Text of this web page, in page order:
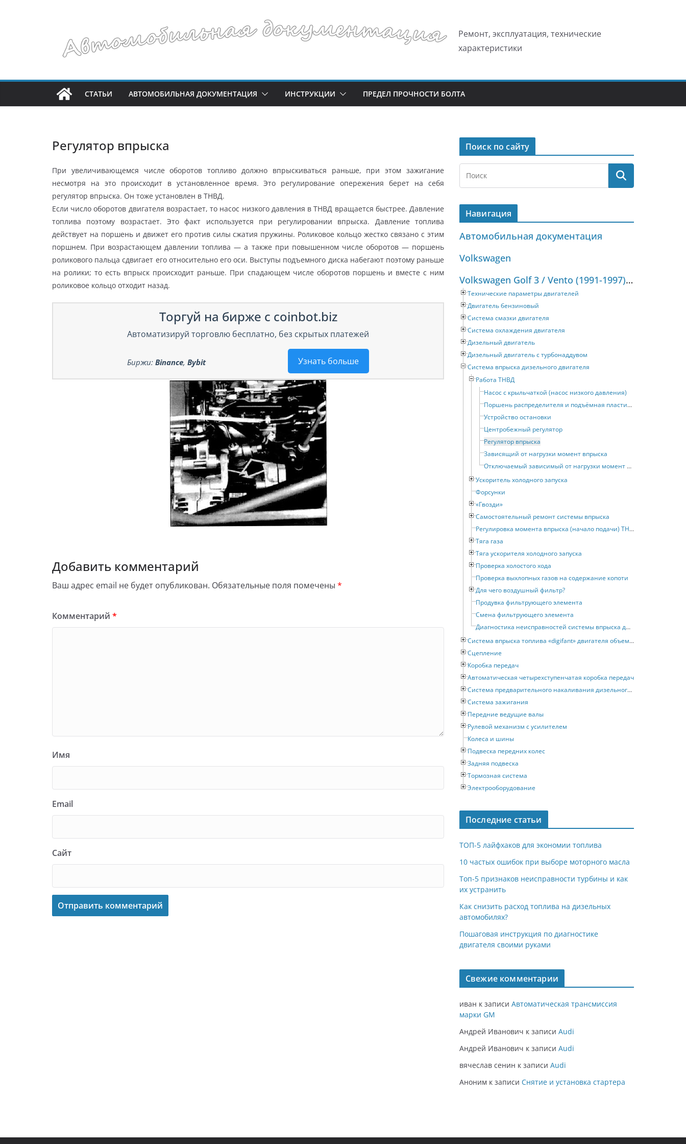
Ремонт, эксплуатация, технические
характеристики
СТАТЬИ АВТОМОБИЛЬНАЯ ДОКУМЕНТАЦИЯ ИНСТРУКЦИИ ПРЕДЕЛ ПРОЧНОСТИ БОЛТА
Регулятор впрыска
При увеличивающемся числе оборотов топливо должно впрыскиваться раньше, при этом зажигание
несмотря на это происходит в установленное время. Это регулирование опережения берет на себя
регулятор впрыска. Он тоже установлен в ТНВД.
Если число оборотов двигателя возрастает, то насос низкого давления в ТНВД вращается быстрее. Давление
топлива поэтому возрастает. Это факт используется при регулировании впрыска. Давление топлива
действует на поршень и движет его против силы сжатия пружины. Роликовое кольцо жестко связано с этим
поршнем. При возрастающем давлении топлива — а также при повышенном числе оборотов — поршень
роликового пальца сдвигает его относительно его оси. Выступы подъемного диска набегают поэтому раньше
на ролики; то есть впрыск происходит раньше. При спадающем числе оборотов поршень и вместе с ним
роликовое кольцо отходит назад.
Торгуй на бирже с coinbot.biz
Автоматизируй торговлю бесплатно, без скрытых платежей
Узнать больше
Биржи: Binance, Bybit
Добавить комментарий
Ваш адрес email не будет опубликован. Обязательные поля помечены *
Комментарий *
Имя
Email
Сайт
Поиск по сайту
Навигация
Автомобильная документация
Volkswagen
Volkswagen Golf 3 / Vento (1991-1997) Руководство по ремонту и техническому обслуживанию
Технические параметры двигателей
Двигатель бензиновый
Система смазки двигателя
Система охлаждения двигателя
Дизельный двигатель
Дизельный двигатель с турбонаддувом
Система впрыска дизельного двигателя
Работа ТНВД
Насос с крыльчаткой (насос низкого давления)
Поршень распределителя и подъёмная пластина
Устройство остановки
Центробежный регулятор
Регулятор впрыска
Зависящий от нагрузки момент впрыска
Отключаемый зависимый от нагрузки момент впрыска
Ускоритель холодного запуска
Форсунки
«Гвозди»
Самостоятельный ремонт системы впрыска
Регулировка момента впрыска (начало подачи) ТНДВ
Тяга газа
Тяга ускорителя холодного запуска
Проверка холостого хода
Проверка выхлопных газов на содержание копоти
Для чего воздушный фильтр?
Продувка фильтрующего элемента
Смена фильтрующего элемента
Диагностика неисправностей системы впрыска дизеля
Система впрыска топлива «digifant» двигателя объемом 2 литра
Сцепление
Коробка передач
Автоматическая четырехступенчатая коробка передач
Система предварительного накаливания дизельного двигателя
Система зажигания
Передние ведущие валы
Рулевой механизм с усилителем
Колеса и шины
Подвеска передних колес
Задняя подвеска
Тормозная система
Электрооборудование
Последние статьи
ТОП-5 лайфхаков для экономии топлива
10 частых ошибок при выборе моторного масла
Топ-5 признаков неисправности турбины и как
их устранить
Как снизить расход топлива на дизельных
автомобилях?
Пошаговая инструкция по диагностике
двигателя своими руками
Свежие комментарии
иван к записи Автоматическая трансмиссия
марки GM
Андрей Иванович к записи Audi
Андрей Иванович к записи Audi
вячеслав сенин к записи Audi
Аноним к записи Снятие и установка стартера